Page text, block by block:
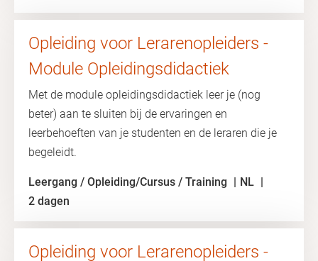
Opleiding voor Lerarenopleiders -
Module Opleidingsdidactiek
Met de module opleidingsdidactiek leer je (nog
beter) aan te sluiten bij de ervaringen en
leerbehoeften van je studenten en de leraren die je
begeleidt.
Leergang / Opleiding/Cursus / Training
NL
2 dagen
Opleiding voor Lerarenopleiders -